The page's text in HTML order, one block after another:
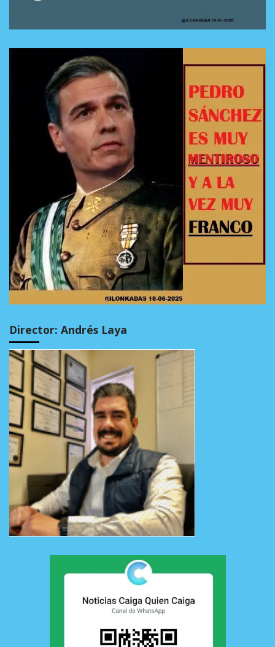
Director: Andrés Laya